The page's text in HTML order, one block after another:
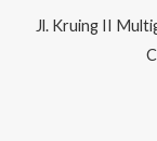
Jl. Kruing II